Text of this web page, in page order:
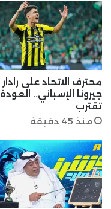
محترف الاتحاد على رادار
جيرونا الإسباني.. العودة
تقترب
منذ 45 دقيقة